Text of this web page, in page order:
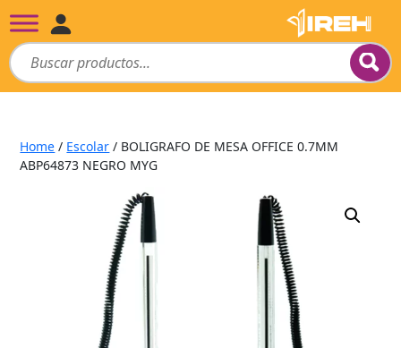
Home / Escolar / BOLIGRAFO DE MESA OFFICE 0.7MM
ABP64873 NEGRO MYG